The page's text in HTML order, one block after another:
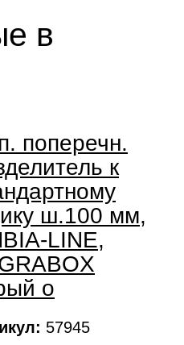
в
поперечн.
к
ш.100 мм,
LINE,
о
57945